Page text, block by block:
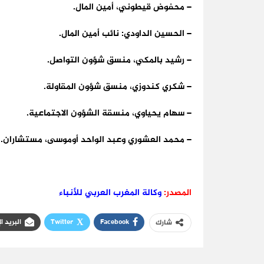
– محفوض قيطوني، أمين المال.
– الحسين الداودي: نائب أمين المال.
– رشيد بالمكي، منسق شؤون التواصل.
– شكري كندوزي، منسق شؤون المقاولة.
– سهام يحياوي، منسقة الشؤون الاجتماعية.
– محمد العشوري وعبد الواحد أوموسى، مستشاران.
المصدر: وكالة المغرب العربي للأنباء
شارك Facebook
Twitter البريد